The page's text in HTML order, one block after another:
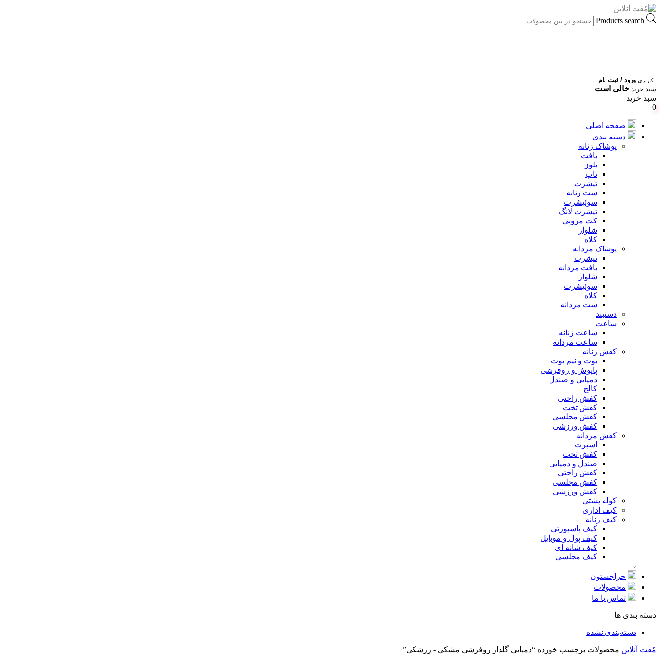
Products search
کاربری ورود / ثبت نام
سبد خرید خالی است
سبد خرید
0
صفحه اصلی
دسته بندی
پوشاک زنانه
بافت
بلوز
تاپ
تیشرت
ست زنانه
سوئیشرت
تیشرت لانگ
کت مزونی
شلوار
کلاه
پوشاک مردانه
تیشرت
بافت مردانه
شلوار
سوئیشرت
کلاه
ست مردانه
دستبند
ساعت
ساعت زنانه
ساعت مردانه
کفش زنانه
بوت و نیم بوت
پاپوش و روفرشی
دمپایی و صندل
کالج
کفش راحتی
کفش تخت
کفش مجلسی
کفش ورزشی
کفش مردانه
اسپرت
کفش تخت
صندل و دمپایی
کفش راحتی
کفش مجلسی
کفش ورزشی
کوله پشتی
کیف اداری
کیف زنانه
کیف پاسپورتی
کیف پول و موبایل
کیف شانه ای
کیف مجلسی
حراجستون
محصولات
تماس با ما
دسته بندی ها
دسته‌بندی نشده
مُفت آنلاین محصولات برچسب خورده “دمپایی گلدار روفرشی مشکی - زرشکی”